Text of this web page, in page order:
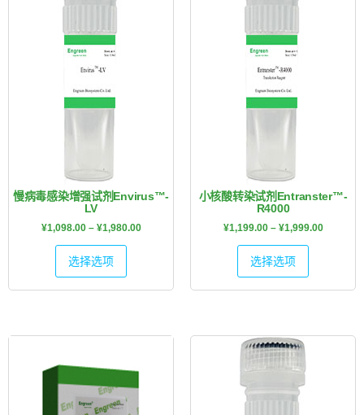
慢病毒感染增强试剂Envirus™-
LV
¥1,098.00 – ¥1,980.00
选择选项
小核酸转染试剂Entranster™-
R4000
¥1,199.00 – ¥1,999.00
选择选项